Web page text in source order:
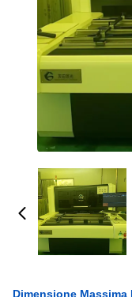
Dimensione Massima